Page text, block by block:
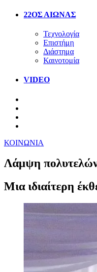
22ΟΣ ΑΙΩΝΑΣ
Τεχνολογία
Επιστήμη
Διάστημα
Καινοτομία
VIDEO
ΚΟΙΝΩΝΙΑ
Λάμψη
Μια ιδιαίτερη